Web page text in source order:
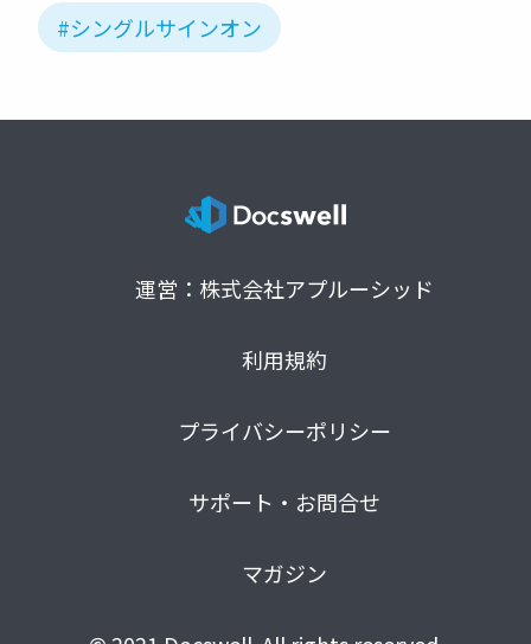
#シングルサインオン
運営：株式会社アプルーシッド
利用規約
プライバシーポリシー
サポート・お問合せ
マガジン